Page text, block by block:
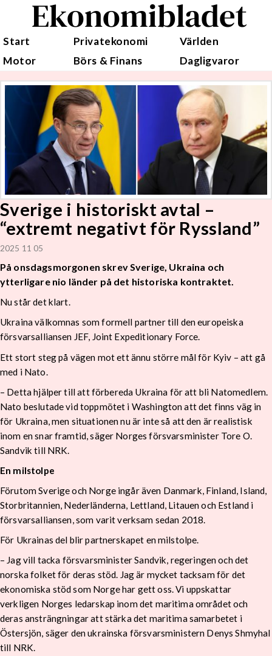
Ekonomibladet
Start Privatekonomi
Världen
Motor
Börs & Finans Dagligvaror
Sverige i historiskt avtal –
“extremt negativt för Ryssland”
2025 11 05
På onsdagsmorgonen skrev Sverige, Ukraina och
ytterligare nio länder på det historiska kontraktet.
Nu står det klart.
Ukraina välkomnas som formell partner till den europeiska
försvarsalliansen JEF, Joint Expeditionary Force.
Ett stort steg på vägen mot ett ännu större mål för Kyiv – att gå
med i Nato.
– Detta hjälper till att förbereda Ukraina för att bli Natomedlem.
Nato beslutade vid toppmötet i Washington att det finns väg in
för Ukraina, men situationen nu är inte så att den är realistisk
inom en snar framtid, säger Norges försvarsminister Tore O.
Sandvik till NRK.
En milstolpe
Förutom Sverige och Norge ingår även Danmark, Finland, Island,
Storbritannien, Nederländerna, Lettland, Litauen och Estland i
försvarsalliansen, som varit verksam sedan 2018.
För Ukrainas del blir partnerskapet en milstolpe.
– Jag vill tacka försvarsminister Sandvik, regeringen och det
norska folket för deras stöd. Jag är mycket tacksam för det
ekonomiska stöd som Norge har gett oss. Vi uppskattar
verkligen Norges ledarskap inom det maritima området och
deras ansträngningar att stärka det maritima samarbetet i
Östersjön, säger den ukrainska försvarsministern Denys Shmyhal
till NRK.